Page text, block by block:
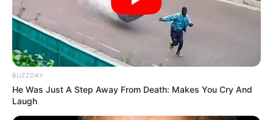
Ви пропустили
Попит на нерухомість в
Ужгороді зростає – аналітика
BUZZDAY
He Was Just A Step Away From Death: Makes You Cry And
Laugh